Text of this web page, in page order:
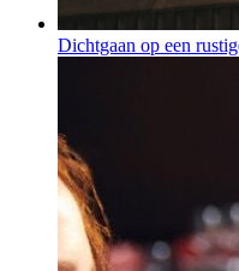
Dichtgaan op een